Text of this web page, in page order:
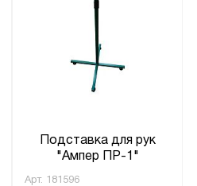
Подставка для рук
"Ампер ПР-1"
Арт. 181596